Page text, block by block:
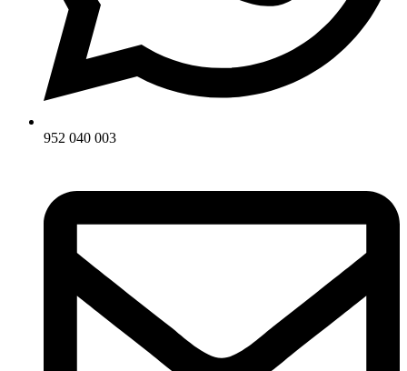
952 040 003